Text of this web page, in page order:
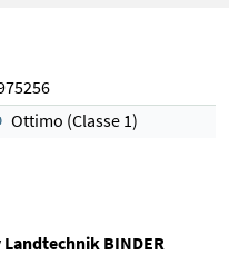
Ottimo (Classe 1)
BINDER